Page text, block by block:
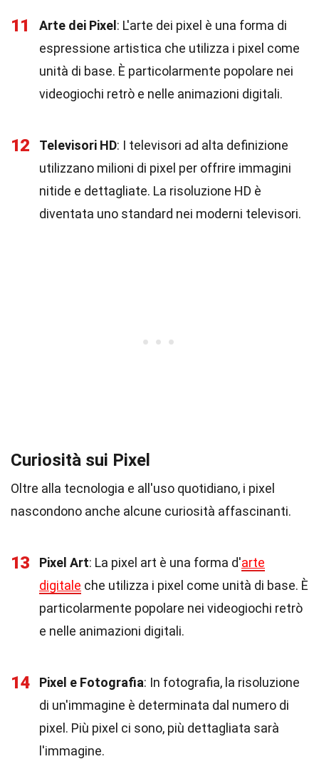
11 Arte dei Pixel : L'arte dei pixel è una forma di
espressione artistica che utilizza i pixel come
unità di base. È particolarmente popolare nei
videogiochi retrò e nelle animazioni digitali.
12 Televisori HD: I televisori ad alta definizione
utilizzano milioni di pixel per offrire immagini
nitide e dettagliate. La risoluzione HD è
diventata uno standard nei moderni televisori.
Curiosità sui Pixel
Oltre alla tecnologia e all'uso quotidiano, i pixel
nascondono anche alcune curiosità affascinanti.
13 Pixel Art: La pixel art è una forma d'arte
digitale che utilizza i pixel come unità di base. È
particolarmente popolare nei videogiochi retrò
e nelle animazioni digitali.
14 Pixel e Fotografia: In fotografia, la risoluzione
di un'immagine è determinata dal numero di
pixel. Più pixel ci sono, più dettagliata sarà
l'immagine.